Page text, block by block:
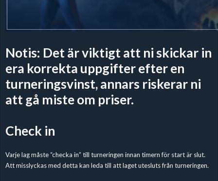
Notis: Det är viktigt att ni skickar in
era korrekta uppgifter efter en
turneringsvinst, annars riskerar ni
att gå miste om priser.
Check in
Varje lag måste “checka in” till turneringen innan timern för start är slut.
Att misslyckas med detta kan leda till att laget utesluts från turneringen.